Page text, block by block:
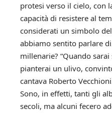
protesi verso il cielo, con
capacità di resistere al
considerati un simbolo
abbiamo sentito parlare
millenarie? “Quando
pianterai un ulivo,
cantava Roberto
Sono, in effetti, tanti gli
secoli, ma alcuni fecero